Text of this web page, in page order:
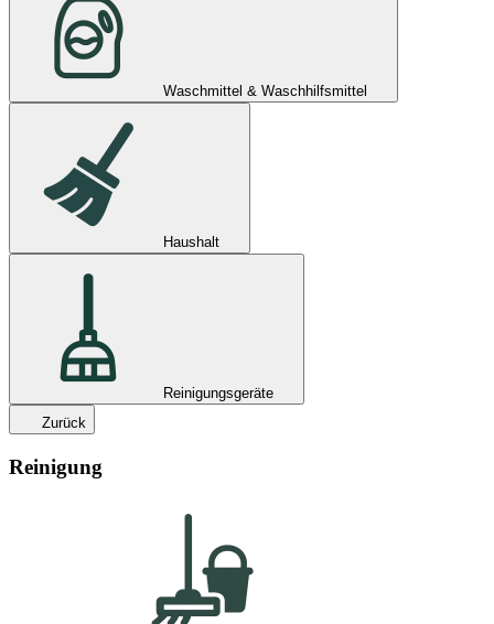
Waschmittel & Waschhilfsmittel
Haushalt
Reinigungsgeräte
Zurück
Reinigung